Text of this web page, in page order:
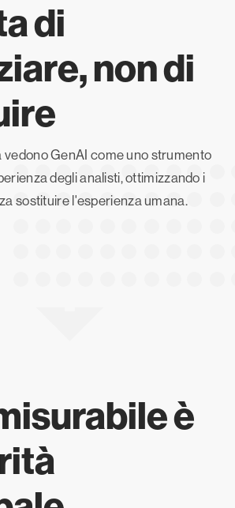
di
non di
vedono GenAI come uno strumento
degli analisti, ottimizzando i
sostituire l'esperienza umana.
è